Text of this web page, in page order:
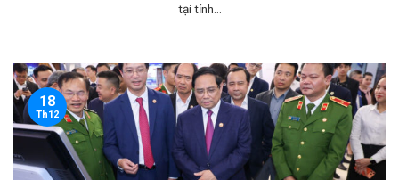
tại tỉnh...
18
Th12